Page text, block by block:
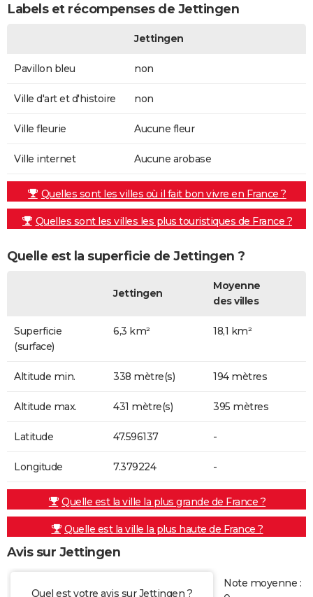
Labels et récompenses de Jettingen
Jettingen
Pavillon bleu non
Ville d'art et d'histoire non
Ville fleurie Aucune fleur
Ville internet Aucune arobase
Quelles sont les villes où il fait bon vivre en France ?
Quelles sont les villes les plus touristiques de France ?
Quelle est la superficie de Jettingen ?
Jettingen
Moyenne
des villes
Superficie
(surface)
6,3 km² 18,1 km²
Altitude min. 338 mètre(s) 194 mètres
Altitude max. 431 mètre(s) 395 mètres
Latitude 47.596137 -
Longitude 7.379224 -
Quelle est la ville la plus grande de France ?
Quelle est la ville la plus haute de France ?
Avis sur Jettingen
Quel est votre avis sur Jettingen ?
Note moyenne :